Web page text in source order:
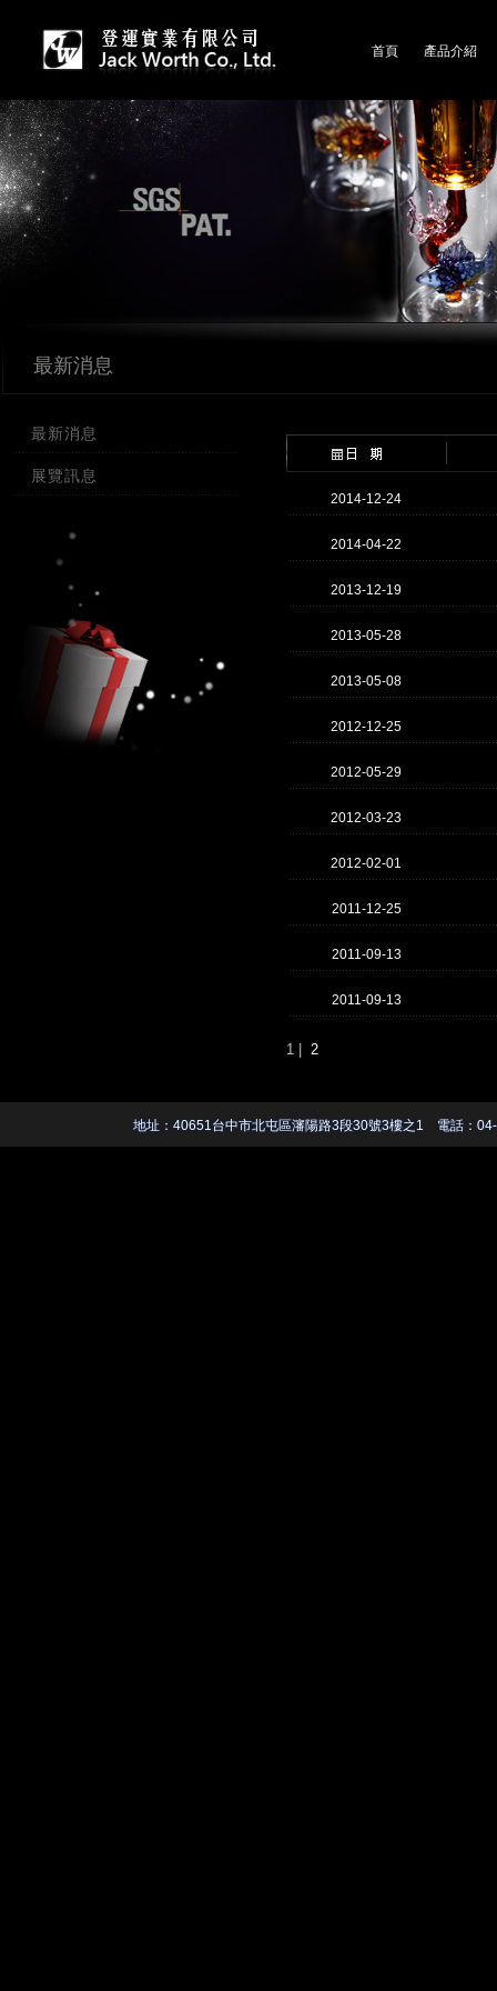
首頁 產品介紹
最新消息
最新消息
展覽訊息
2014-12-24
2014-04-22
2013-12-19
2013-05-28
2013-05-08
2012-12-25
2012-05-29
2012-03-23
2012-02-01
2011-12-25
2011-09-13
2011-09-13
1 2
地址：40651台中市北屯區瀋陽路3段30號3樓之1 電話：